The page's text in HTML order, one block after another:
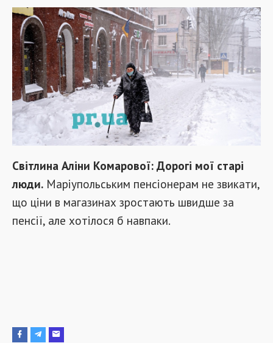
Світлина Аліни Комарової: Дорогі мої старі
люди. Маріупольським пенсіонерам не звикати,
що ціни в магазинах зростають швидше за
пенсії, але хотілося б навпаки.